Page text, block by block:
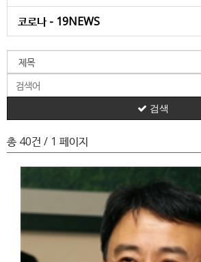
코로나 - 19NEWS
총 40건 / 1 페이지
검색